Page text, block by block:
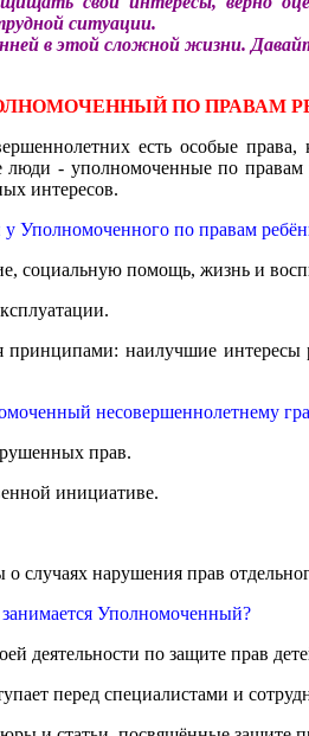
ситуации.
в этой сложной жизни.
ПО ПРАВАМ
есть особые
- уполномоченные по
интересов.
у Уполномоченного по правам
социальную помощь, жизнь и
наилучшие интересы
несовершеннолетнему
прав.
инициативе.
нарушения прав
Уполномоченный?
деятельности по защите прав
перед специалистами и